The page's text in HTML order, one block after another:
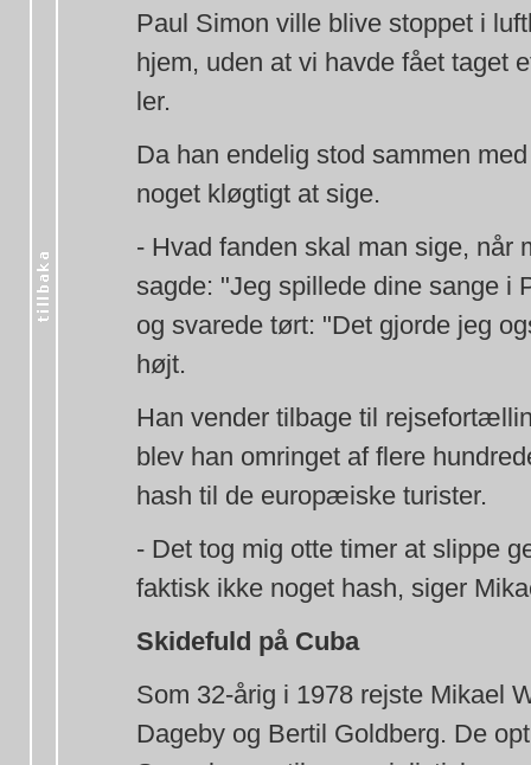
Paul Simon ville blive stoppet i
hjem, uden at vi havde fået taget
ler.
Da han endelig stod sammen
noget kløgtigt at sige.
- Hvad fanden skal man sige, når
sagde: "Jeg spillede dine sange i
og svarede tørt: "Det gjorde jeg
højt.
Han vender tilbage til
blev han omringet af flere
hash til de europæiske turister.
- Det tog mig otte timer at slippe
faktisk ikke noget hash, siger
Skidefuld på Cuba
Som 32-årig i 1978 rejste Mikael
Dageby og Bertil Goldberg. De